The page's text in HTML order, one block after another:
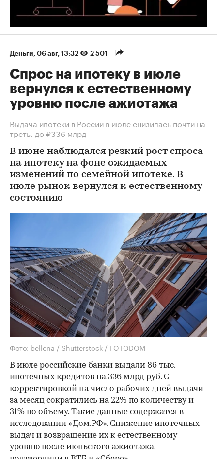
Деньги⁠, 06 авг, 13:32 2 501
Спрос на ипотеку в июле
вернулся к естественному
уровню после ажиотажа
Выдача ипотеки в России в июле снизилась почти на
треть, до ₽336 млрд
В июне наблюдался резкий рост спроса
на ипотеку на фоне ожидаемых
изменений по семейной ипотеке. В
июле рынок вернулся к естественному
состоянию
Фото: bellena / Shutterstock / FOTODOM
В июле российские банки выдали 86 тыс.
ипотечных кредитов на 336 млрд руб. С
корректировкой на число рабочих дней выдачи
за месяц сократились на 22% по количеству и
31% по объему. Такие данные содержатся в
исследовании «Дом.РФ». Снижение ипотечных
выдач и возвращение их к естественному
уровню после июньского ажиотажа